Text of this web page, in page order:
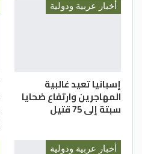
أخبار عربية ودولية
إسبانيا تعيد غالبية
المهاجرين وارتفاع ضحايا
سبتة إلى 75 قتيل
أخبار عربية ودولية